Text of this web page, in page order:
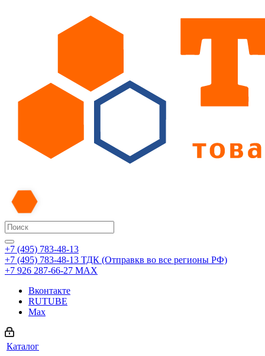
+7 (495) 783-48-13
+7 (495) 783-48-13 ТДК (Отправкв во все регионы РФ)
+7 926 287-66-27 МАХ
Вконтакте
RUTUBE
Max
Каталог